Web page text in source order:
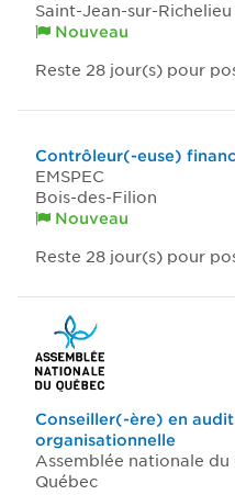
Saint-Jean-sur-Richelieu
Nouveau
Reste 28 jour(s) pour
Contrôleur(-euse)
EMSPEC
Bois-des-Filion
Nouveau
Reste 28 jour(s) pour
Conseiller(-ère) en
organisationnelle
Assemblée nationale du
Québec